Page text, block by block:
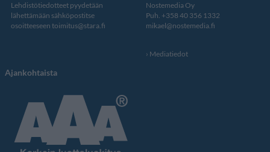
Lehdistötiedotteet pyydetään
lähettämään sähköpostitse
osoitteeseen toimitus@stara.fi
Nostemedia Oy
Puh. +358 40 356 1332
mikael@nostemedia.fi
Mediatiedot
Ajankohtaista